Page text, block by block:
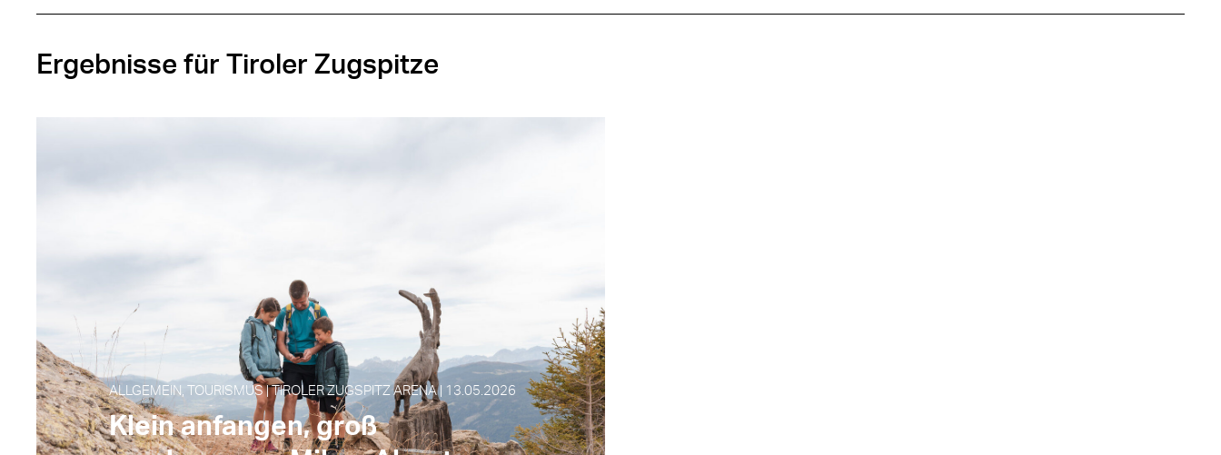
Ergebnisse für Tiroler Zugspitze
ALLGEMEIN, TOURISMUS | TIROLER ZUGSPITZ ARENA | 13.05.2026
Klein anfangen, groß